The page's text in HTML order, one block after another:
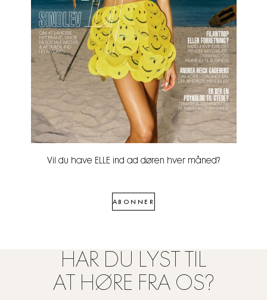
Vil du have ELLE ind ad døren hver måned?
ABONNER
HAR DU LYST TIL
AT HØRE FRA OS?